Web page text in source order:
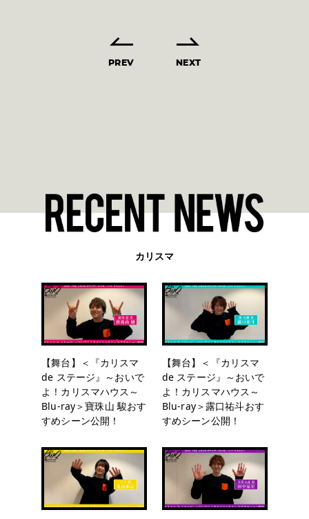
PREV NEXT
カリスマ
【舞台】＜『カリスマ
de ステージ』～おいで
よ！カリスマハウス～
Blu-ray＞寶珠山 駿おす
すめシーン公開！
【舞台】＜『カリスマ
de ステージ』～おいで
よ！カリスマハウス～
Blu-ray＞露口祐斗おす
すめシーン公開！